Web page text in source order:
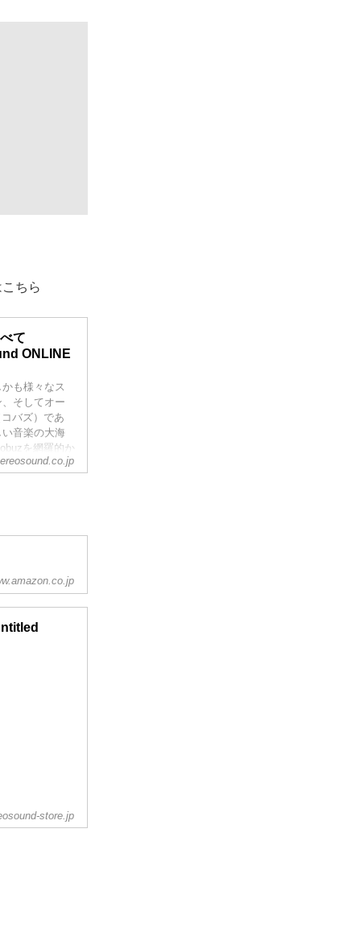
ちら
て
ONLINE
も様々なス
そしてオー
バズ）であ
音楽の大海
を網羅的か
store.jp